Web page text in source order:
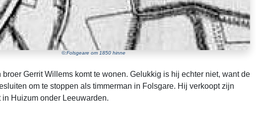
©:Folsgeare om 1850 hinne
Gerrit Willems komt te wonen. Gelukkig is hij echter niet, want de
om te stoppen als timmerman in Folsgare. Hij verkoopt zijn
Huizum onder Leeuwarden.